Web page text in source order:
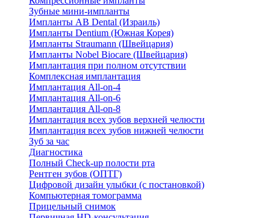
Зубные мини-импланты
Импланты AB Dental (Израиль)
Импланты Dentium (Южная Корея)
Импланты Straumann (Швейцария)
Импланты Nobel Biocare (Швейцария)
Имплантация при полном отсутствии
Комплексная имплантация
Имплантация All-on-4
Имплантация All-on-6
Имплантация All-on-8
Имплантация всех зубов верхней челюсти
Имплантация всех зубов нижней челюсти
Зуб за час
Диагностика
Полный Check-up полости рта
Рентген зубов (ОПТГ)
Цифровой дизайн улыбки (с постановкой)
Компьютерная томограмма
Прицельный снимок